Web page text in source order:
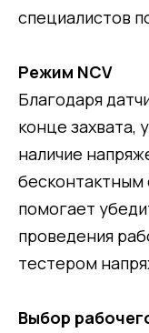
специалистов
Режим NCV
Благодаря
конце захвата,
наличие
помогает
проведения
тестером
Выбор